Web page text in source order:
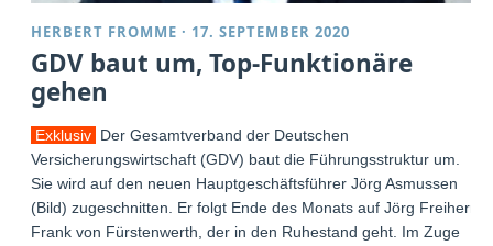
HERBERT FROMME · 17. SEPTEMBER 2020
GDV baut um, Top-Funktionäre
gehen
Exklusiv Der Gesamtverband der Deutschen
Versicherungswirtschaft (GDV) baut die Führungsstruktur um.
Sie wird auf den neuen Hauptgeschäftsführer Jörg Asmussen
(Bild) zugeschnitten. Er folgt Ende des Monats auf Jörg Freiherr
Frank von Fürstenwerth, der in den Ruhestand geht. Im Zuge